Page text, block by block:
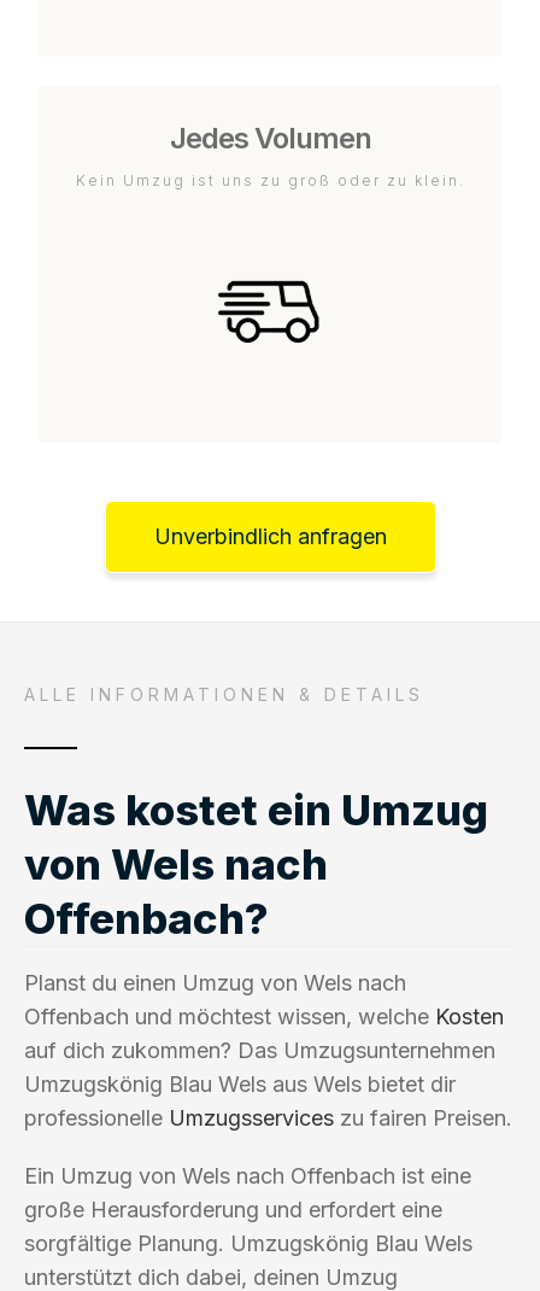
Jedes Volumen
Kein Umzug ist uns zu groß oder zu klein.
Unverbindlich anfragen
ALLE INFORMATIONEN & DETAILS
Was kostet ein Umzug
von Wels nach
Offenbach?
Planst du einen Umzug von Wels nach
Offenbach und möchtest wissen, welche Kosten
auf dich zukommen? Das Umzugsunternehmen
Umzugskönig Blau Wels aus Wels bietet dir
professionelle Umzugsservices zu fairen Preisen.
Ein Umzug von Wels nach Offenbach ist eine
große Herausforderung und erfordert eine
sorgfältige Planung. Umzugskönig Blau Wels
unterstützt dich dabei, deinen Umzug